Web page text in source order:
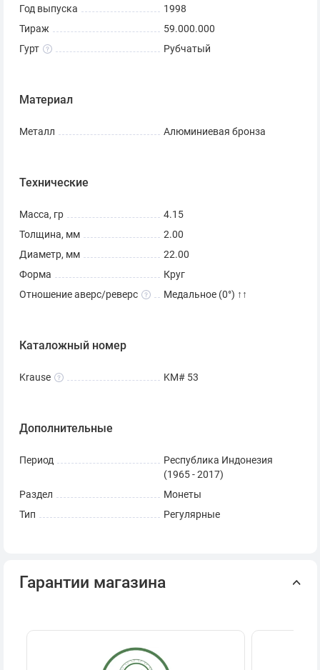
Год выпуска
1998
Тираж
59.000.000
Гурт
Рубчатый
Материал
Металл Алюминиевая бронза
Технические
Масса, гр
4.15
Толщина, мм
2.00
Диаметр, мм
22.00
Форма
Круг
Отношение аверс/реверс
Медальное (0°) ↑↑
Каталожный номер
Krause KM# 53
Дополнительные
Период
Республика Индонезия
(1965 - 2017)
Раздел
Монеты
Тип
Регулярные
Гарантии магазина